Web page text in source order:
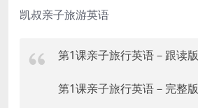
凯叔亲子旅游英语
第1课亲子旅行英语－跟读版
第1课亲子旅行英语－完整版